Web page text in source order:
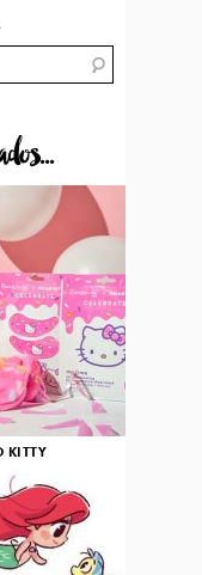
KITTY